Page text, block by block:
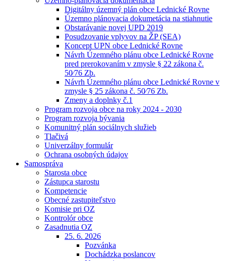
Digitálny územný plán obce Lednické Rovne
Územno plánovacia dokumetácia na stiahnutie
Obstarávanie novej UPD 2019
Posudzovanie vplyvov na ŽP (SEA)
Koncept UPN obce Lednické Rovne
Návrh Územného plánu obce Lednické Rovne
pred prerokovaním v zmysle § 22 zákona č.
50⁄76 Zb.
Návrh Územného plánu obce Lednické Rovne v
zmysle § 25 zákona č. 50⁄76 Zb.
Zmeny a doplnky č.1
Program rozvoja obce na roky 2024 - 2030
Program rozvoja bývania
Komunitný plán sociálnych služieb
Tlačivá
Univerzálny formulár
Ochrana osobných údajov
Samospráva
Starosta obce
Zástupca starostu
Kompetencie
Obecné zastupiteľstvo
Komisie pri OZ
Kontrolór obce
Zasadnutia OZ
25. 6. 2026
Pozvánka
Dochádzka poslancov